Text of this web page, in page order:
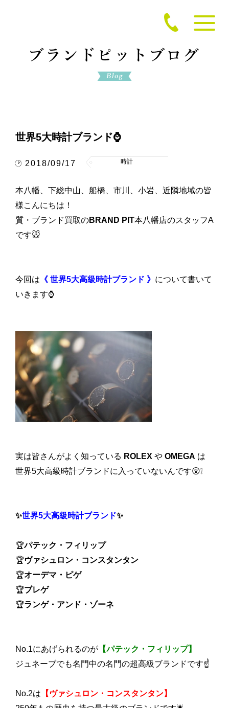
世界5大時計ブランド⌚
2018/09/17 時計
本八幡、下総中山、船橋、市川、小岩、近隣地域の皆
様こんにちは！
質・ブランド買取のBRAND PIT本八幡店のスタッフA
です🐭
今回は 《 世界5大高級時計ブランド 》 について書いて
いきます⌚
実は皆さんがよく知っている ROLEX や OMEGA は
世界5大高級時計ブランドに入っていないんです😲❕
✨世界5大高級時計ブランド✨
🏆パテック・フィリップ
🏆ヴァシュロン・コンスタンタン
🏆オーデマ・ピゲ
🏆ブレゲ
🏆ランゲ・アンド・ゾーネ
No.1にあげられるのが【パテック・フィリップ】
ジュネーブでも名門中の名門の超高級ブランドです☝
No.2は 【ヴァシュロン・コンスタンタン】